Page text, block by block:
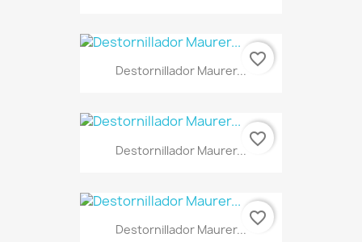
Destornillador Maurer...
favorite_border
Destornillador Maurer...
favorite_border
Destornillador Maurer...
favorite_border